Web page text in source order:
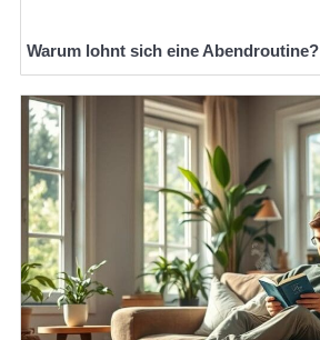
Warum lohnt sich eine Abendroutine?